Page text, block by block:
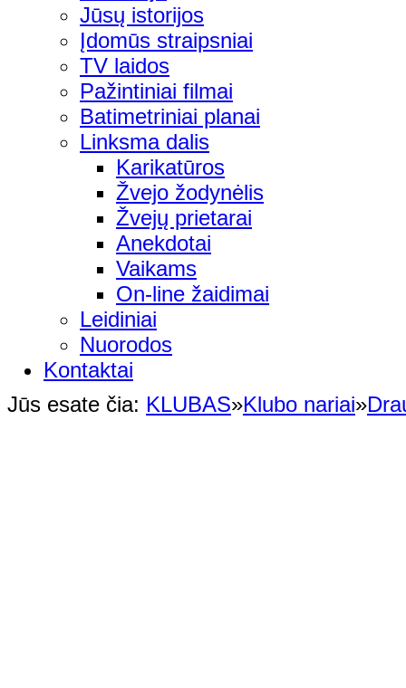
Jūsų istorijos
Įdomūs straipsniai
TV laidos
Pažintiniai filmai
Batimetriniai planai
Linksma dalis
Karikatūros
Žvejo žodynėlis
Žvejų prietarai
Anekdotai
Vaikams
On-line žaidimai
Leidiniai
Nuorodos
Kontaktai
Jūs esate čia: KLUBAS»Klubo nariai»